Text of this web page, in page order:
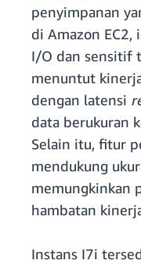
penyimpanan
di Amazon
I/O dan sensitif
menuntut
dengan latensi
data berukuran
Selain itu, fitur
mendukung
memungkinkan
hambatan
Instans I7i